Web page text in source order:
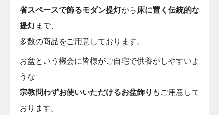
省スペースで飾るモダン提灯から床に置く伝統的な
提灯まで、
多数の商品をご用意しております。
お盆という機会に皆様がご自宅で供養がしやすいよ
うな
宗教問わずお使いいただけるお盆飾り もご用意して
おります。